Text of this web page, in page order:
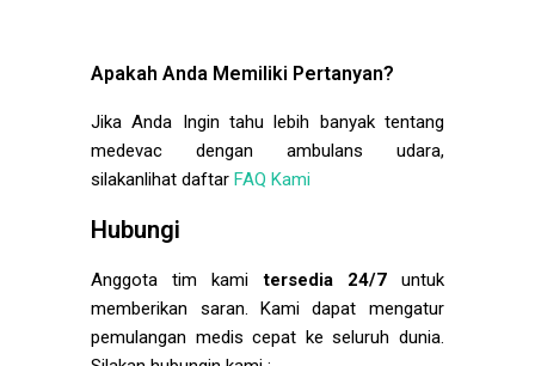
Apakah Anda Memiliki Pertanyan?
Jika Anda Ingin tahu lebih banyak tentang
medevac dengan ambulans udara,
silakanlihat daftarFAQ Kami
Hubungi
Anggota tim kamitersedia 24/7untuk
memberikan saran. Kami dapat mengatur
pemulangan medis cepat ke seluruh dunia.